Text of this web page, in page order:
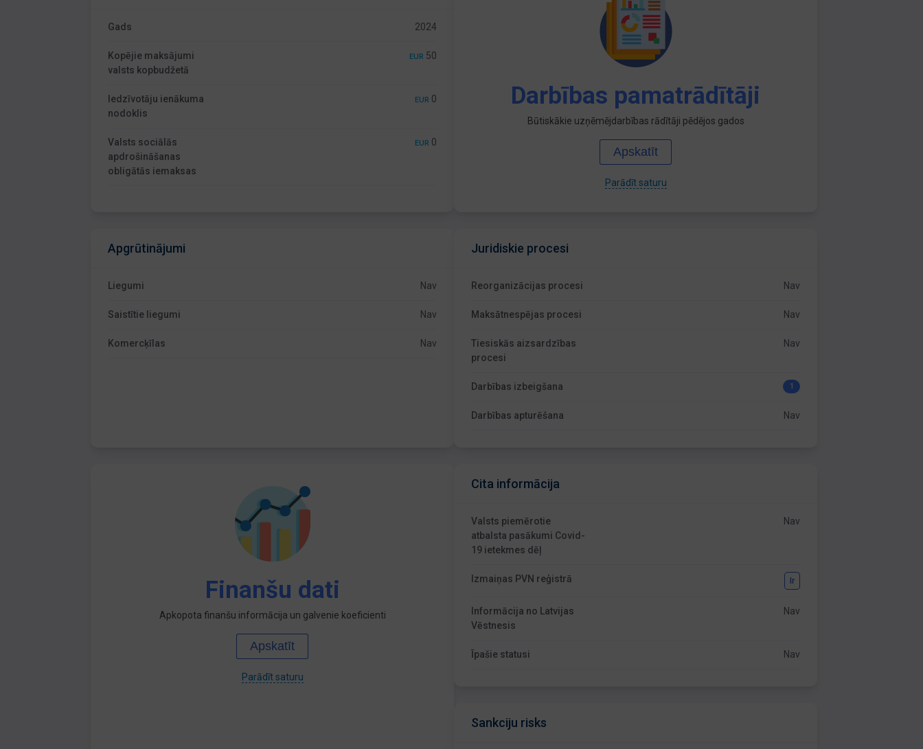
Gads 2024
Kopējie maksājumi
valsts kopbudžetā
EUR 50
Iedzīvotāju ienākuma
nodoklis
EUR 0
Valsts sociālās
apdrošināšanas
obligātās iemaksas
EUR 0
Darbības pamatrādītāji
Būtiskākie uzņēmējdarbības rādītāji pēdējos gados
Apskatīt
Parādīt saturu
Apgrūtinājumi
Liegumi Nav
Saistītie liegumi Nav
Komercķīlas Nav
Juridiskie procesi
Reorganizācijas procesi Nav
Maksātnespējas procesi Nav
Tiesiskās aizsardzības
procesi
Nav
Darbības izbeigšana 1
Darbības apturēšana Nav
Finanšu dati
Apkopota finanšu informācija un galvenie koeficienti
Apskatīt
Parādīt saturu
Cita informācija
Valsts piemērotie
atbalsta pasākumi Covid-
19 ietekmes dēļ
Nav
Izmaiņas PVN reģistrā Ir
Informācija no Latvijas
Vēstnesis
Nav
Īpašie statusi Nav
Sankciju risks